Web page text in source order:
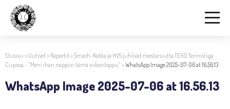
Etusivu > Uutiset> Raportit>Smash-Kotka ja HVS juhlivat mestaruutta TEHO Tennisliiga
Cupissa – ”Meni ihan nappiin tämä viikonloppu.” >WhatsApp Image 2025-07-06 at 16.56.13
WhatsApp Image 2025-07-06 at 16.56.13